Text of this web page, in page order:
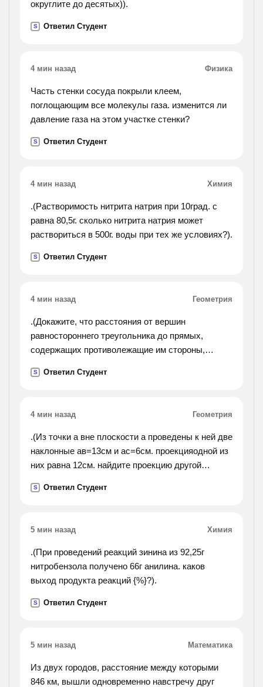
округлите до десятых)).
S Ответил Студент
4 мин назад Физика
Часть стенки сосуда покрыли клеем,
поглощающим все молекулы газа. изменится ли
давление газа на этом участке стенки?
S Ответил Студент
4 мин назад Химия
.(Растворимость нитрита натрия при 10град. с
равна 80,5г. сколько нитрита натрия может
раствориться в 500г. воды при тех же условиях?).
S Ответил Студент
4 мин назад Геометрия
.(Докажите, что расстояния от вершин
равностороннего треугольника до прямых,
содержащих противолежащие им стороны,
S Ответил Студент
4 мин назад Геометрия
.(Из точки а вне плоскости а проведены к ней две
наклонные ав=13см и ас=6см. проекцияодной из
них равна 12см. найдите проекцию другой
S Ответил Студент
5 мин назад Химия
.(При проведений реакций зинина из 92,25г
нитробензола получено 66г анилина. каков
выход продукта реакций {%}?).
S Ответил Студент
5 мин назад Математика
Из двух городов, расстояние между которыми
846 км, вышли одновременно навстречу друг